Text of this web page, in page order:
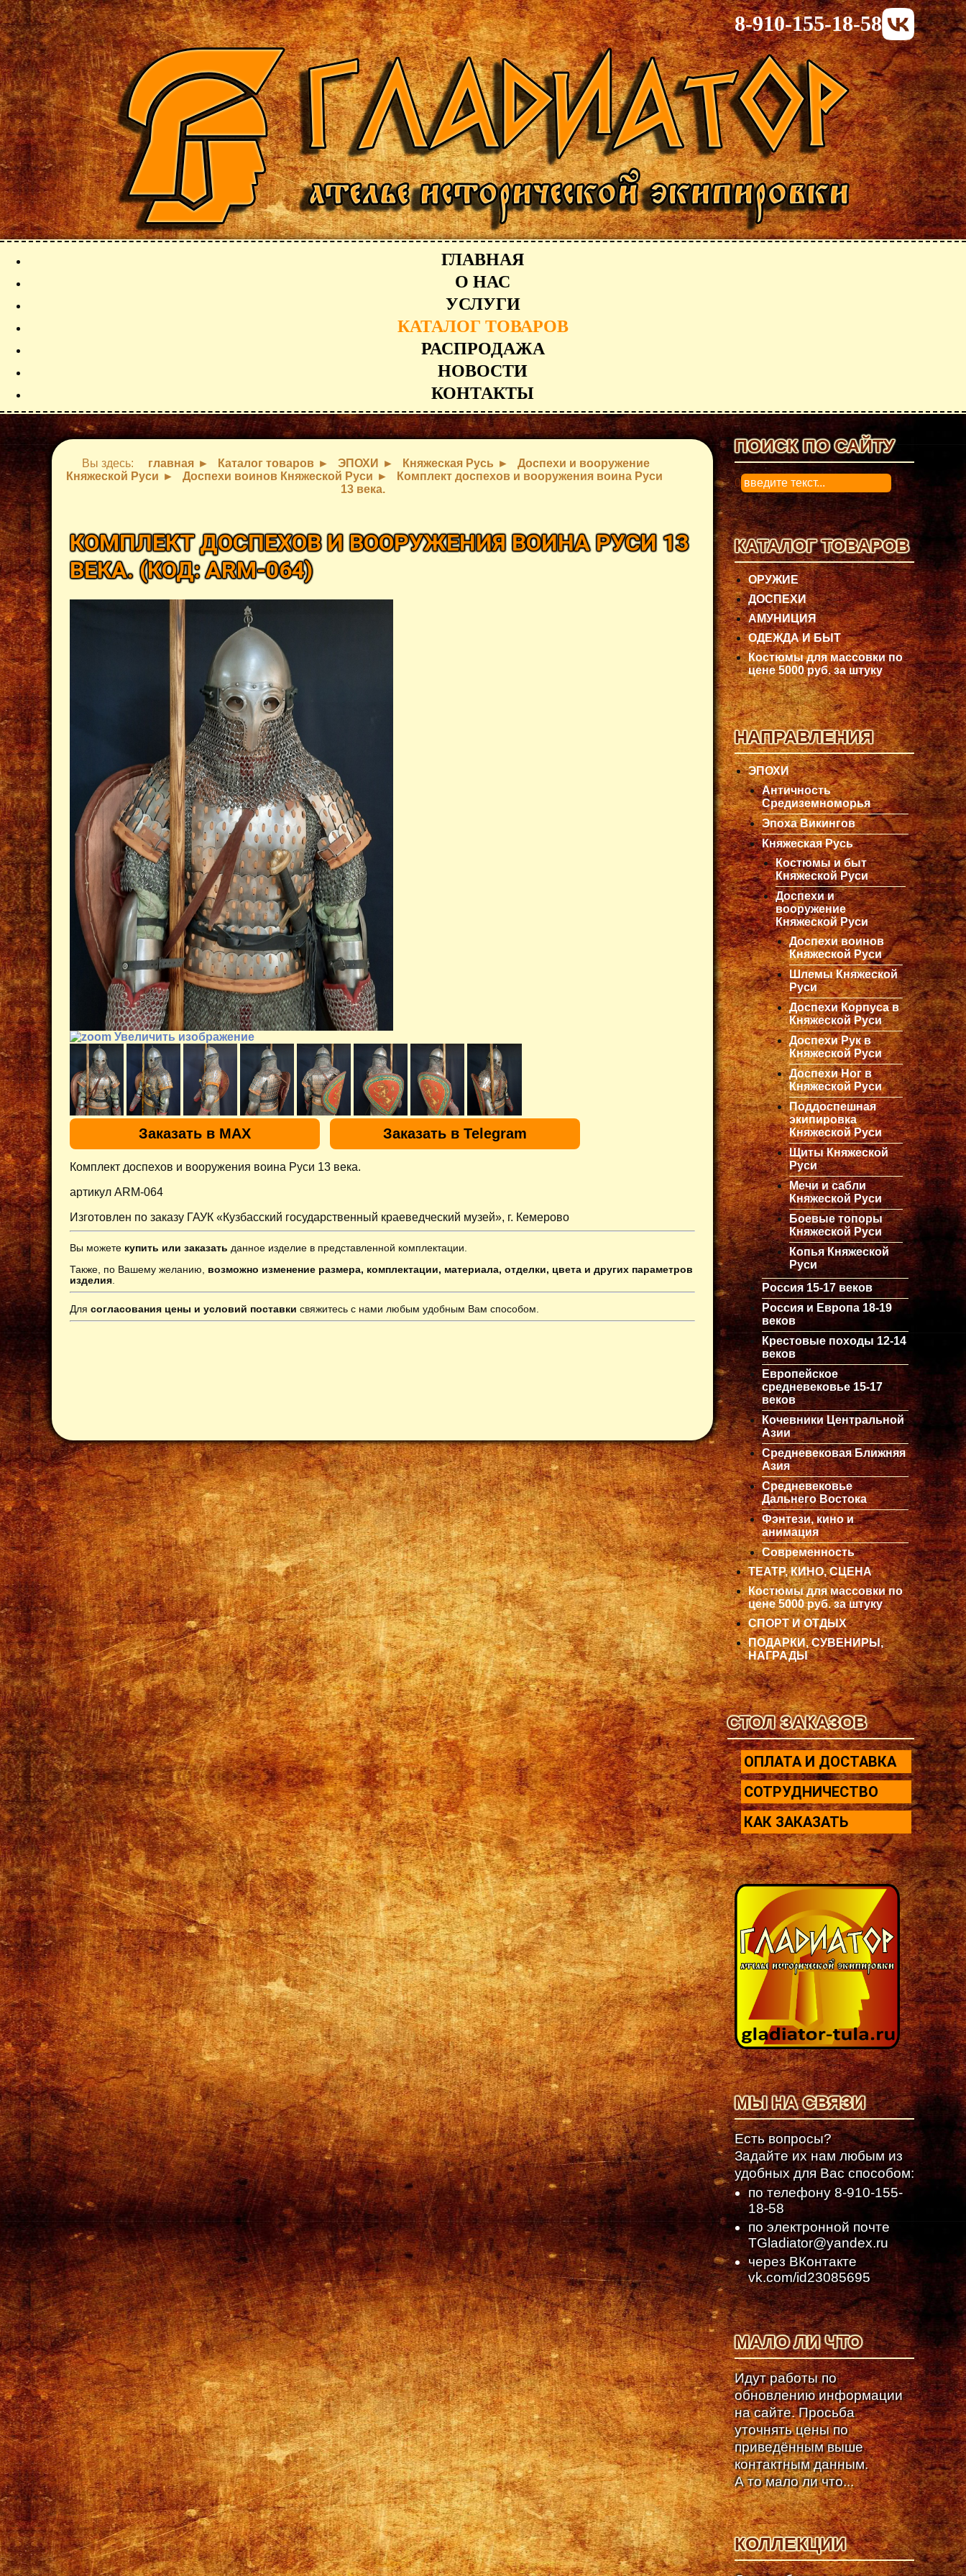
8-910-155-18-58
ГЛАВНАЯ
О НАС
УСЛУГИ
КАТАЛОГ ТОВАРОВ
РАСПРОДАЖА
НОВОСТИ
КОНТАКТЫ
Вы здесь: главная Каталог товаров ЭПОХИ Княжеская Русь
Доспехи и вооружение
Княжеской Руси
Доспехи воинов Княжеской Руси
Комплект доспехов и вооружения воина Руси
13 века.
КОМПЛЕКТ ДОСПЕХОВ И ВООРУЖЕНИЯ ВОИНА РУСИ 13
ВЕКА.(КОД:ARM-064)
Увеличить изображение
Заказать в MAX Заказать в Telegram
Комплект доспехов и вооружения воина Руси 13 века.
артикул ARM-064
Изготовлен по заказу ГАУК «Кузбасский государственный краеведческий музей», г. Кемерово
Вы можете купить или заказать данное изделие в представленной комплектации.
Также, по Вашему желанию, возможно изменение размера, комплектации, материала, отделки, цвета и других параметров
изделия
Для согласования цены и условий поставки свяжитесь с нами любым удобным Вам способом.
ПОИСК ПО САЙТУ
0
КАТАЛОГ ТОВАРОВ
ОРУЖИЕ
ДОСПЕХИ
АМУНИЦИЯ
ОДЕЖДА И БЫТ
Костюмы для массовки по
цене 5000 руб. за штуку
НАПРАВЛЕНИЯ
ЭПОХИ
Античность
Средиземноморья
Эпоха Викингов
Княжеская Русь
Костюмы и быт
Княжеской Руси
Доспехи и
вооружение
Княжеской Руси
Доспехи воинов
Княжеской Руси
Шлемы Княжеской
Руси
Доспехи Корпуса в
Княжеской Руси
Доспехи Рук в
Княжеской Руси
Доспехи Ног в
Княжеской Руси
Поддоспешная
экипировка
Княжеской Руси
Щиты Княжеской
Руси
Мечи и сабли
Княжеской Руси
Боевые топоры
Княжеской Руси
Копья Княжеской
Руси
Россия 15-17 веков
Россия и Европа 18-19
веков
Крестовые походы 12-14
веков
Европейское
средневековье 15-17
веков
Кочевники Центральной
Азии
Средневековая Ближняя
Азия
Средневековье
Дальнего Востока
Фэнтези, кино и
анимация
Современность
ТЕАТР, КИНО, СЦЕНА
Костюмы для массовки по
цене 5000 руб. за штуку
СПОРТ И ОТДЫХ
ПОДАРКИ, СУВЕНИРЫ,
НАГРАДЫ
СТОЛ ЗАКАЗОВ
ОПЛАТА И ДОСТАВКА
СОТРУДНИЧЕСТВО
КАК ЗАКАЗАТЬ
МЫ НА СВЯЗИ
Есть вопросы?
Задайте их нам любым из
удобных для Вас способом:
по телефону 8-910-155-
18-58
по электронной почте
TGladiator@yandex.ru
через ВКонтакте
vk.com/id23085695
МАЛО ЛИ ЧТО
Идут работы по
обновлению информации
на сайте. Просьба
уточнять цены по
приведённым выше
контактным данным.
А то мало ли что...
КОЛЛЕКЦИИ